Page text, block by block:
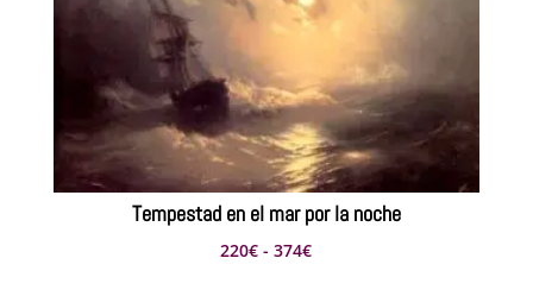
Tempestad en el mar por la noche
220€ - 374€Rango